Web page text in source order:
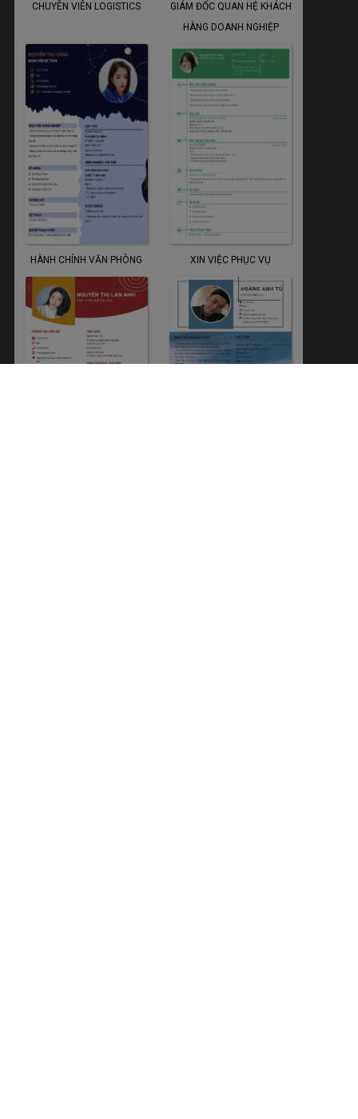
CHUYÊN VIÊN LOGISTICS
GIÁM ĐỐC QUAN HỆ KHÁCH
HÀNG DOANH NGHIỆP
HÀNH CHÍNH VĂN PHÒNG XIN VIỆC PHỤC VỤ